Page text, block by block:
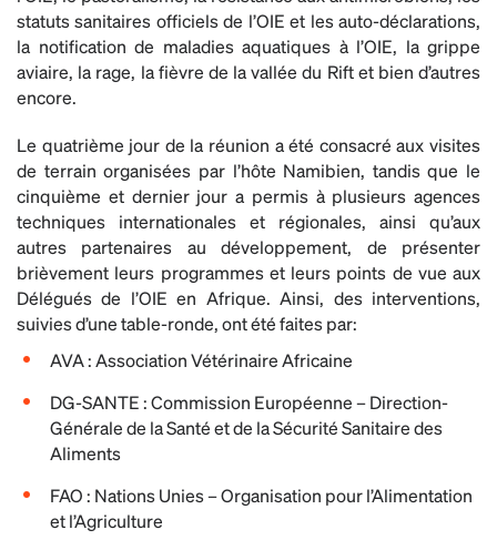
statuts sanitaires officiels de l’OIE et les auto-déclarations,
la notification de maladies aquatiques à l’OIE, la grippe
aviaire, la rage, la fièvre de la vallée du Rift et bien d’autres
encore.
Le quatrième jour de la réunion a été consacré aux visites
de terrain organisées par l’hôte Namibien, tandis que le
cinquième et dernier jour a permis à plusieurs agences
techniques internationales et régionales, ainsi qu’aux
autres partenaires au développement, de présenter
brièvement leurs programmes et leurs points de vue aux
Délégués de l’OIE en Afrique. Ainsi, des interventions,
suivies d’une table-ronde, ont été faites par:
AVA : Association Vétérinaire Africaine
DG-SANTE : Commission Européenne – Direction-
Générale de la Santé et de la Sécurité Sanitaire des
Aliments
FAO : Nations Unies – Organisation pour l’Alimentation
et l’Agriculture